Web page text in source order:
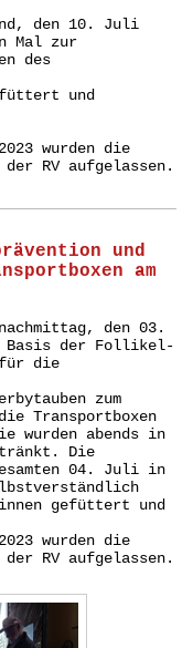
den 10. Juli
Mal zur
des
und
wurden die
RV aufgelassen.
und
am
den 03.
Basis der Follikel-
für die
zum
Transportboxen
wurden abends in
Die
04. Juli in
gefüttert und
wurden die
RV aufgelassen.